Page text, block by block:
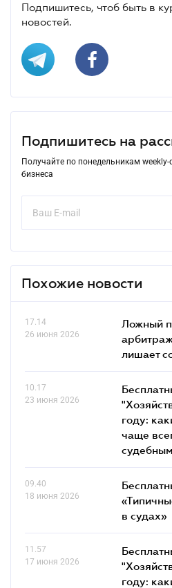
Подпишитесь, чтоб быть в
новостей.
Подпишитесь на
Получайте по понедельникам
бизнеса
Похожие новости
17.14
26 июня 2026
Ложный
лишает
10.17
23 июня 2026
году:
чаще
09.40
18 июня 2026
в судах»
11.57
17 июня 2026
году: